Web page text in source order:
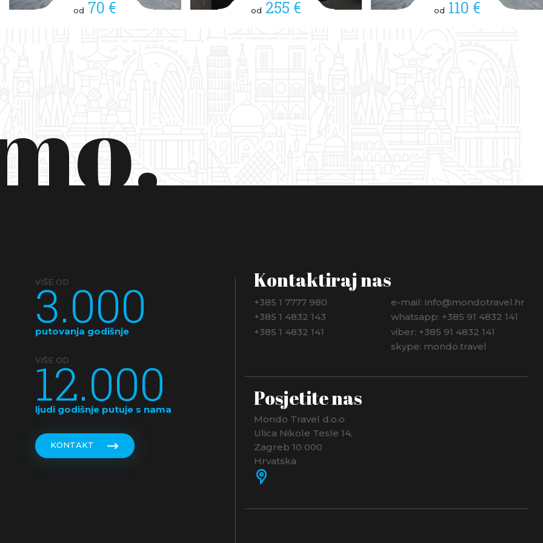
od 70 € od 255 € od 110 €
VIŠE OD
3.000
putovanja godišnje
VIŠE OD
12.000
ljudi godišnje putuje s nama
KONTAKT
Kontaktiraj nas
+385 1 7777 980
+385 1 4832 143
+385 1 4832 141
e-mail: info@mondotravel.hr
whatsapp: +385 91 4832 141
viber: +385 91 4832 141
skype: mondo.travel
Posjetite nas
Mondo Travel d.o.o
Ulica Nikole Tesle 14,
Zagreb 10 000
Hrvatska